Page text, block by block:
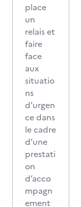
place
un
relais et
faire
face
aux
situatio
ns
d'urgen
ce dans
le cadre
d’une
prestati
on
d’acco
mpagn
ement